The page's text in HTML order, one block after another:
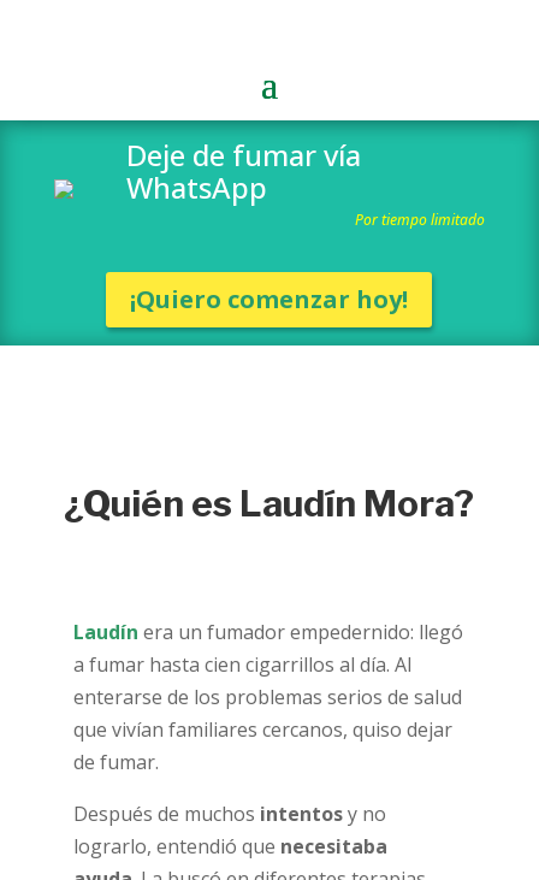
Deje de fumar vía
WhatsApp
Por tiempo limitado
¡Quiero comenzar hoy!
¿Quién es Laudín Mora?
Laudín era un fumador empedernido: llegó
a fumar hasta cien cigarrillos al día. Al
enterarse de los problemas serios de salud
que vivían familiares cercanos, quiso dejar
de fumar.
Después de muchos intentosy no
lograrlo, entendió que necesitaba